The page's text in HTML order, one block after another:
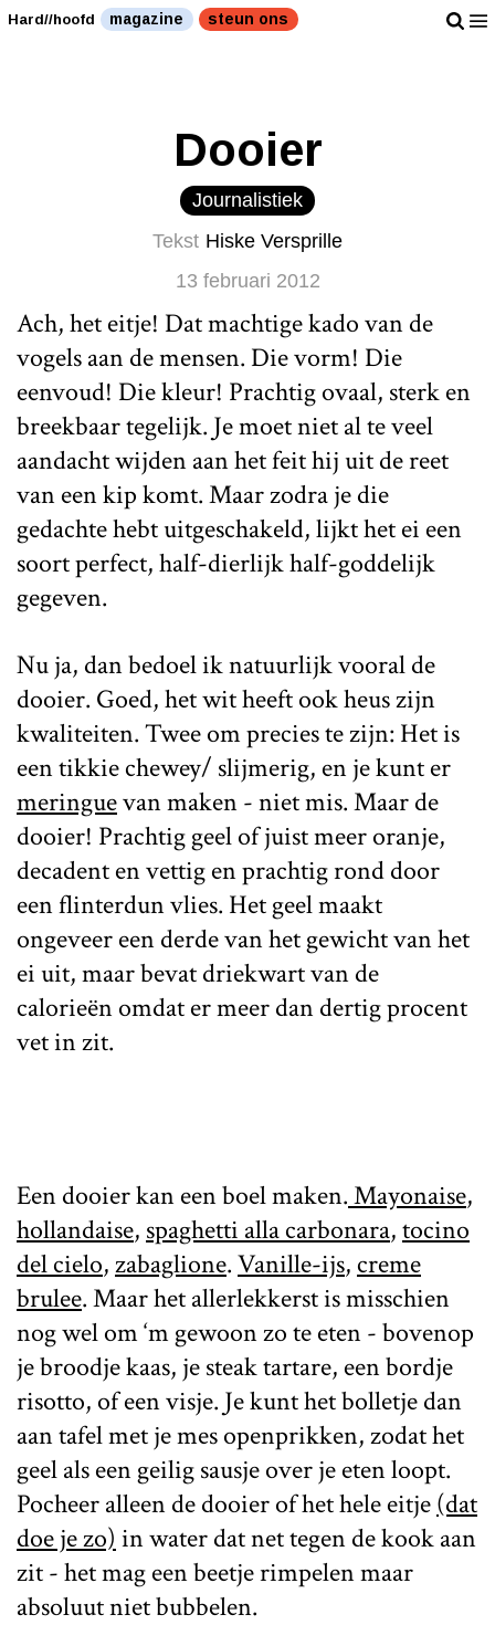
Een dooier kan een boel maken." />
Een dooier kan een
boel maken." />
Hard//hoofd magazine steun ons
Dooier
Journalistiek
Tekst Hiske Versprille
13 februari 2012
Ach, het eitje! Dat machtige kado van de
vogels aan de mensen. Die vorm! Die
eenvoud! Die kleur! Prachtig ovaal, sterk en
breekbaar tegelijk. Je moet niet al te veel
aandacht wijden aan het feit hij uit de reet
van een kip komt. Maar zodra je die
gedachte hebt uitgeschakeld, lijkt het ei een
soort perfect, half-dierlijk half-goddelijk
gegeven.
Nu ja, dan bedoel ik natuurlijk vooral de
dooier. Goed, het wit heeft ook heus zijn
kwaliteiten. Twee om precies te zijn: Het is
een tikkie chewey/ slijmerig, en je kunt er
meringuevan maken - niet mis. Maar de
dooier! Prachtig geel of juist meer oranje,
decadent en vettig en prachtig rond door
een flinterdun vlies. Het geel maakt
ongeveer een derde van het gewicht van het
ei uit, maar bevat driekwart van de
calorieën omdat er meer dan dertig procent
vet in zit.
Een dooier kan een boel maken.Mayonaise,
hollandaise, spaghetti alla carbonara,tocino
del cielo,zabaglione.Vanille-ijs, creme
brulee. Maar het allerlekkerst is misschien
nog wel om ‘m gewoon zo te eten - bovenop
je broodje kaas, je steak tartare, een bordje
risotto, of een visje. Je kunt het bolletje dan
aan tafel met je mes openprikken, zodat het
geel als een geilig sausje over je eten loopt.
Pocheer alleen de dooier of het hele eitje(dat
doe je zo) in water dat net tegen de kook aan
zit - het mag een beetje rimpelen maar
absoluut niet bubbelen.